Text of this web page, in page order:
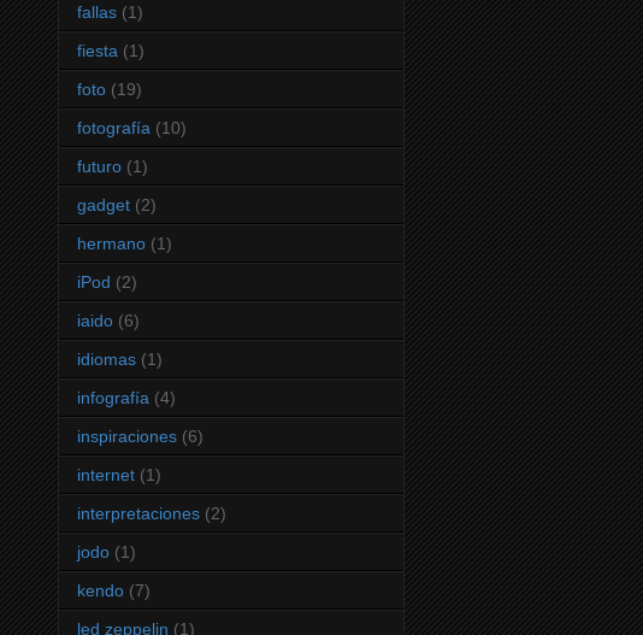
fallas (1)
fiesta (1)
foto (19)
fotografía (10)
futuro (1)
gadget (2)
hermano (1)
iPod (2)
iaido (6)
idiomas (1)
infografía (4)
inspiraciones (6)
internet (1)
interpretaciones (2)
jodo (1)
kendo (7)
led zeppelin (1)